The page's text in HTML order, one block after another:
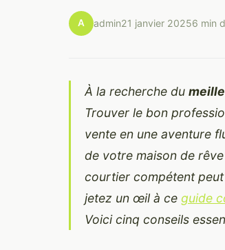
A admin21 janvier 20256 min
À la recherche du
Trouver le bon
vente en une aventure
de votre maison de
courtier compétent
jetez un œil à ce guide
Voici cinq conseils